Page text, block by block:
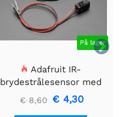

På lager
Adafruit IR-
brydestrålesensor med
premium ledningsstuds -
5 mm LED'er
€ 8,60 € 4,30